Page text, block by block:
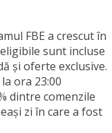
FBE a crescut în
sunt incluse
și oferte exclusive.
ora 23:00
dintre comenzile
zi în care a fost